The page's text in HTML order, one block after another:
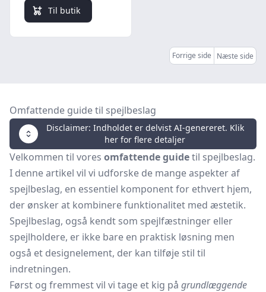
Til butik
Forrige side Næste side
Omfattende guide til spejlbeslag
Disclaimer: Indholdet er delvist AI-genereret. Klik
her for flere detaljer
Velkommen til vores omfattende guidetil spejlbeslag.
I denne artikel vil vi udforske de mange aspekter af
spejlbeslag, en essentiel komponent for ethvert hjem,
der ønsker at kombinere funktionalitet med æstetik.
Spejlbeslag, også kendt som spejlfæstninger eller
spejlholdere, er ikke bare en praktisk løsning men
også et designelement, der kan tilføje stil til
indretningen.
Først og fremmest vil vi tage et kig på grundlæggende